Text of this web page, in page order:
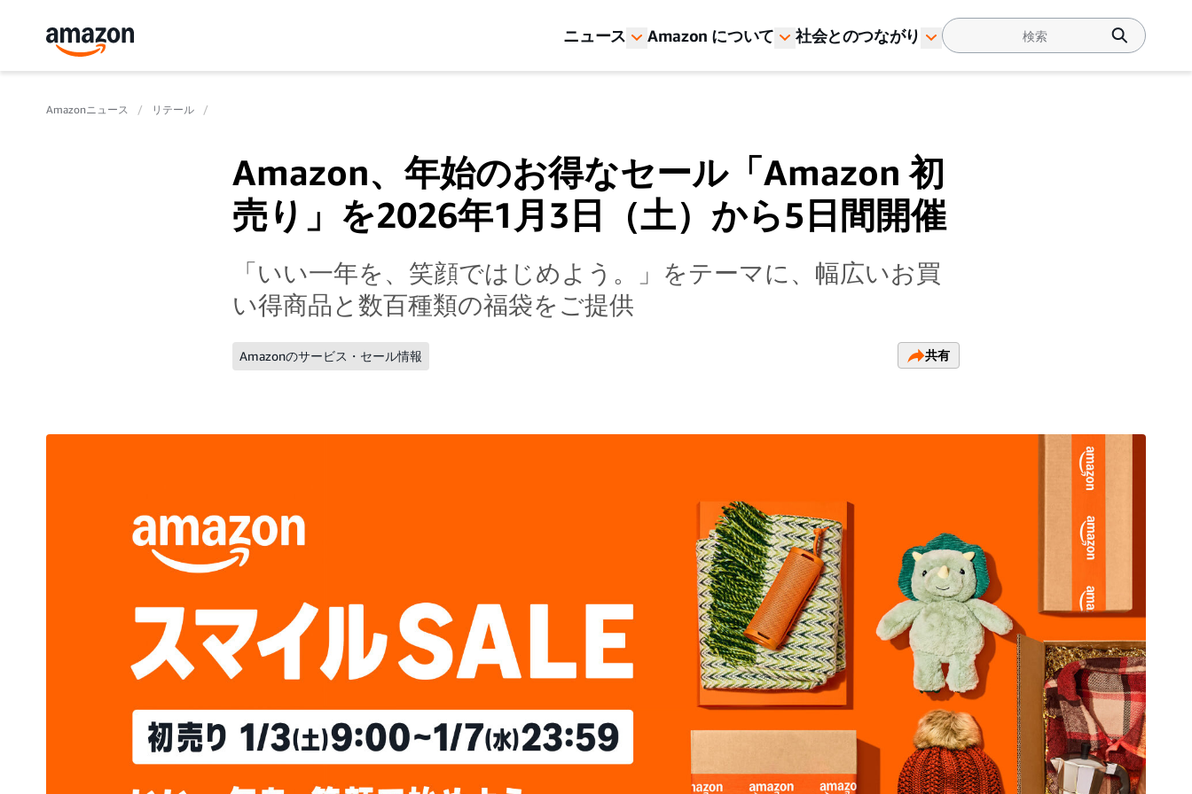
ニュース Amazon について 社会とのつながり
Amazonニュース リテール
Amazon、年始のお得なセール「Amazon 初
売り」を2026年1月3日（土）から5日間開催
「いい一年を、笑顔ではじめよう。」をテーマに、幅広いお買
い得商品と数百種類の福袋をご提供
Amazonのサービス・セール情報 共有